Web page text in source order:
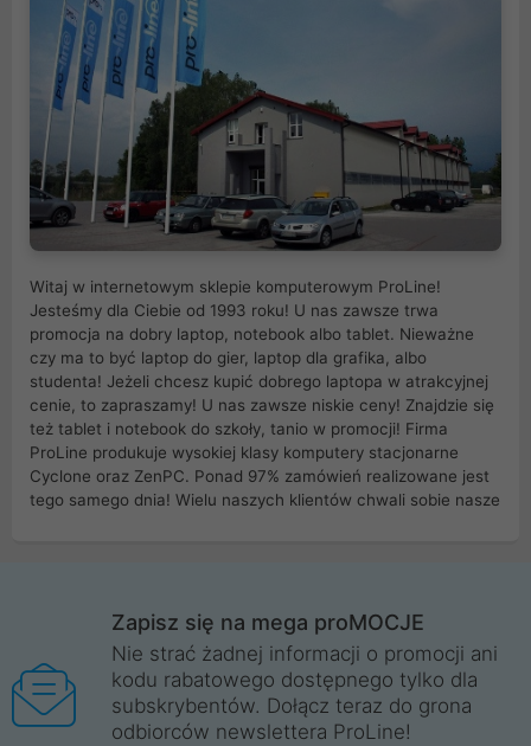
Witaj w internetowym sklepie komputerowym ProLine!
Jesteśmy dla Ciebie od 1993 roku! U nas zawsze trwa
promocja na dobry laptop, notebook albo tablet. Nieważne
czy ma to być laptop do gier, laptop dla grafika, albo
studenta! Jeżeli chcesz kupić dobrego laptopa w atrakcyjnej
cenie, to zapraszamy! U nas zawsze niskie ceny! Znajdzie się
też tablet i notebook do szkoły, tanio w promocji! Firma
ProLine produkuje wysokiej klasy komputery stacjonarne
Cyclone oraz ZenPC. Ponad 97% zamówień realizowane jest
tego samego dnia! Wielu naszych klientów chwali sobie nasze
Wrocław, Poznań, Legnica, Katowice, Gliwice, Kalisz, Bytom,
Trzebnica, Opole. Szybka i profesjonalna obsługa!
ProLine to polska firma ze 100% polskim kapitałem. Działamy
legalnie i płacimy podatki w naszym kraju! Posiadamy siedzibę
główną w Mirkowie oraz salony na terenie kraju. Cała
Zapisz się na mega proMOCJE
Nie strać żadnej informacji o promocji ani
kodu rabatowego dostępnego tylko dla
subskrybentów. Dołącz teraz do grona
odbiorców newslettera ProLine!